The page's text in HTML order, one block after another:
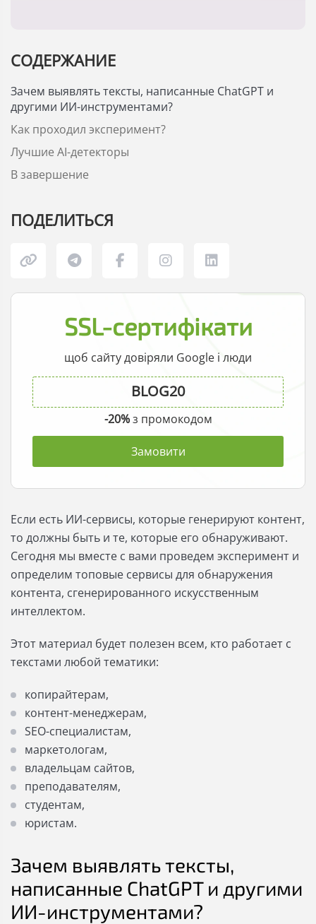
СОДЕРЖАНИЕ
Зачем выявлять тексты, написанные ChatGPT и
другими ИИ-инструментами?
Как проходил эксперимент?
Лучшие AI-детекторы
В завершение
ПОДЕЛИТЬСЯ
SSL-сертифікати
щоб сайту довіряли Google і люди
-20%з промокодом
Замовити
Если есть ИИ-сервисы, которые генерируют контент,
то должны быть и те, которые его обнаруживают.
Сегодня мы вместе с вами проведем эксперимент и
определим топовые сервисы для обнаружения
контента, сгенерированного искусственным
интеллектом.
Этот материал будет полезен всем, кто работает с
текстами любой тематики:
копирайтерам,
контент-менеджерам,
SEO-специалистам,
маркетологам,
владельцам сайтов,
преподавателям,
студентам,
юристам.
Зачем выявлять тексты,
написанные ChatGPT и другими
ИИ-инструментами?